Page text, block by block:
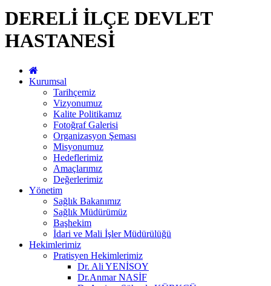
DERELİ İLÇE DEVLET
HASTANESİ
Kurumsal
Tarihçemiz
Vizyonumuz
Kalite Politikamız
Fotoğraf Galerisi
Organizasyon Şeması
Misyonumuz
Hedeflerimiz
Amaçlarımız
Değerlerimiz
Yönetim
Sağlık Bakanımız
Sağlık Müdürümüz
Başhekim
İdari ve Mali İşler Müdürülüğü
Hekimlerimiz
Pratisyen Hekimlerimiz
Dr. Ali YENİSOY
Dr.Anmar NASİF